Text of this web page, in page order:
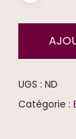
UGS : ND
Catégorie :